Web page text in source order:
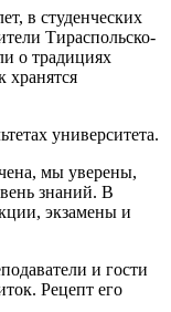
в студенческих
Тираспольско-
о традициях
хранятся
университета.
мы уверены,
знаний. В
экзамены и
и гости
Рецепт его